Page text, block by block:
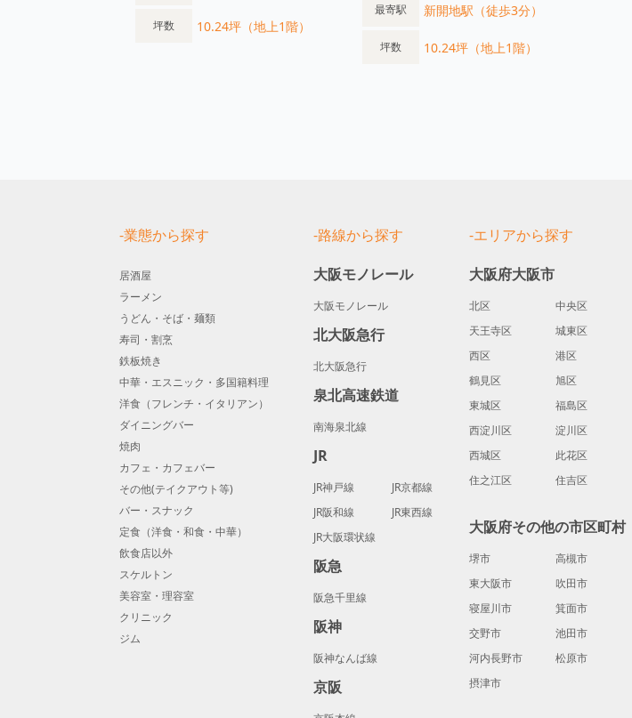
坪数 10.24坪（地上1階）
最寄駅 新開地駅（徒歩3分）
坪数 10.24坪（地上1階）
-業態から探す
居酒屋
ラーメン
うどん・そば・麺類
寿司・割烹
鉄板焼き
中華・エスニック・多国籍料理
洋食（フレンチ・イタリアン）
ダイニングバー
焼肉
カフェ・カフェバー
その他(テイクアウト等)
バー・スナック
定食（洋食・和食・中華）
飲食店以外
スケルトン
美容室・理容室
クリニック
ジム
-路線から探す
大阪モノレール
大阪モノレール
北大阪急行
北大阪急行
泉北高速鉄道
南海泉北線
JR
JR神戸線
JR京都線
JR阪和線
JR東西線
JR大阪環状線
阪急
阪急千里線
阪神
阪神なんば線
京阪
-エリアから探す
大阪府大阪市
北区 中央区
天王寺区
城東区
西区
港区
鶴見区
旭区
東城区
福島区
西淀川区
淀川区
西城区
此花区
住之江区
住吉区
大阪府その他の市区町村
堺市 高槻市
東大阪市
吹田市
寝屋川市
箕面市
交野市
池田市
河内長野市
松原市
摂津市